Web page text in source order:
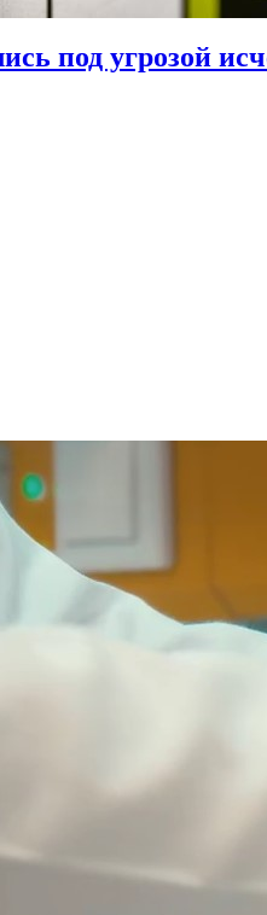
под угрозой